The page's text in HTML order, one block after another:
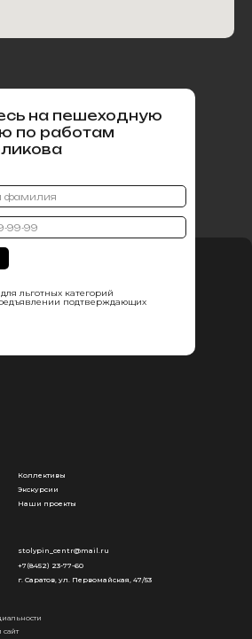
на пешеходную
по работам
льготных категорий
подтверждающих
Коллективы
Экскурсии
Наши проекты
stolypin_centr@mail.ru
г. Саратов, ул. Первомайская, 47/53
+7(8452) 23-77-60